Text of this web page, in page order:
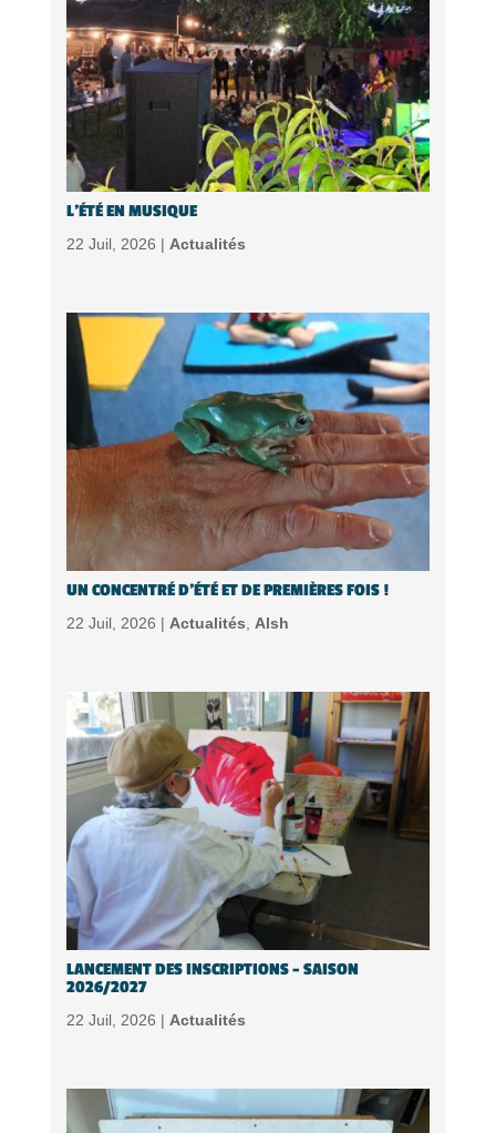
L’ÉTÉ EN MUSIQUE
22 Juil, 2026 | Actualités
UN CONCENTRÉ D’ÉTÉ ET DE PREMIÈRES FOIS !
22 Juil, 2026 | Actualités Alsh
LANCEMENT DES INSCRIPTIONS – SAISON
2026/2027
22 Juil, 2026 | Actualités